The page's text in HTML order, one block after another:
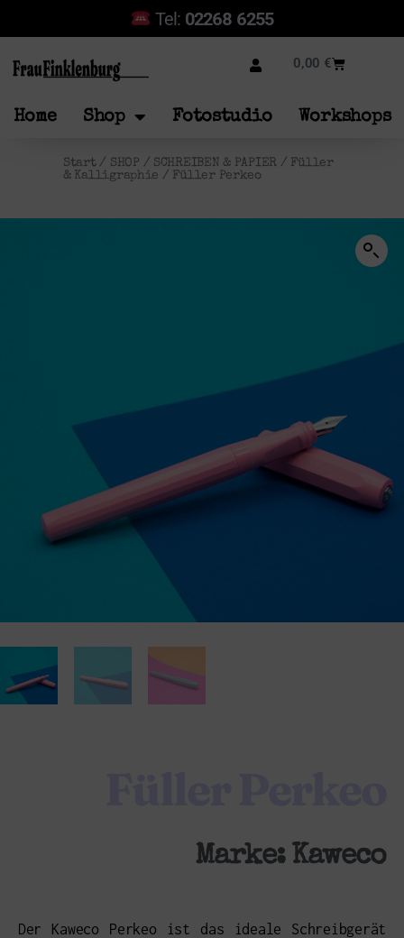
Tel: 02268 6255
0,00 €
Home Shop Fotostudio Workshops
Start/ SHOP / SCHREIBEN & PAPIER / Füller
& Kalligraphie / Füller Perkeo
Marke: Kaweco
Der Kaweco Perkeo ist das ideale Schreibgerät